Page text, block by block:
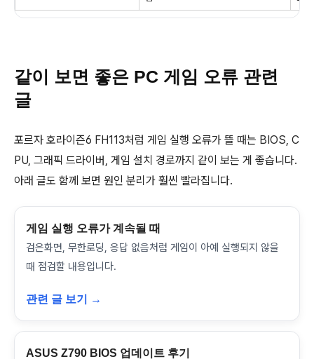
같이 보면 좋은 PC 게임 오류 관련
글
포르자 호라이즌6 FH113처럼 게임 실행 오류가 뜰 때는 BIOS, C
PU, 그래픽 드라이버, 게임 설치 경로까지 같이 보는 게 좋습니다.
아래 글도 함께 보면 원인 분리가 훨씬 빨라집니다.
게임 실행 오류가 계속될 때
검은화면, 무한로딩, 응답 없음처럼 게임이 아예 실행되지 않을
때 점검할 내용입니다.
관련 글 보기 →
ASUS Z790 BIOS 업데이트 후기